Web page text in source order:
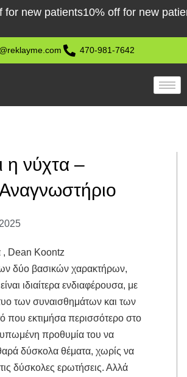
patients10% off for new patients
470-981-7642
η νύχτα –
, Dean Koontz
δύο βασικών χαρακτήρων,
ιδιαίτερα ενδιαφέρουσα, με
των συναισθημάτων και των
που εκτιμήσα περισσότερο στο
προθυμία του να
δύσκολα θέματα, χωρίς να
δύσκολες ερωτήσεις. Αλλά